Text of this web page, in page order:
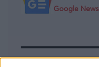
Google News
MOOD OF THE DAY